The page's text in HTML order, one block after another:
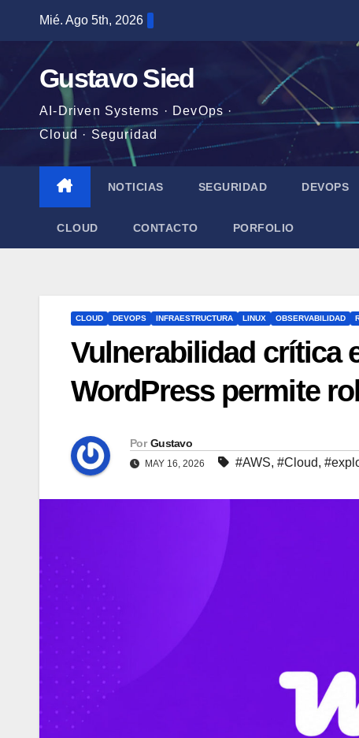
contenido
Mié. Ago 5th, 2026
Gustavo Sied
AI-Driven Systems · DevOps ·
Cloud · Seguridad
NOTICIAS SEGURIDAD DEVOPS
CLOUD CONTACTO PORFOLIO
CLOUD DEVOPS INFRAESTRUCTURA LINUX OBSERVABILIDAD
Vulnerabilidad crítica
WordPress permite
Por Gustavo
MAY 16, 2026 #AWS, #Cloud,